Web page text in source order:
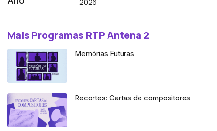
2026
Mais Programas RTP Antena 2
Memórias Futuras
Recortes: Cartas de compositores